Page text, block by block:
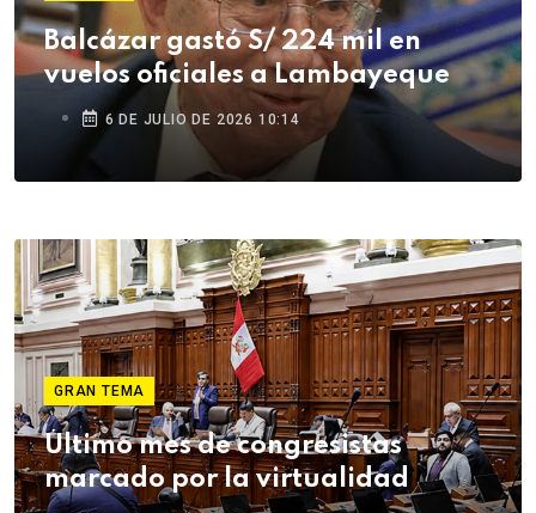
Balcázar gastó S/ 224 mil en
vuelos oficiales a Lambayeque
6 DE JULIO DE 2026 10:14
GRAN TEMA
Último mes de congresistas
marcado por la virtualidad